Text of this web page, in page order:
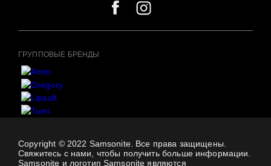
ГРУППОВЫЕ БРЕНДЫ
Copyright © 2022 Samsonite. Все права защищены.
Свяжитесь с нами, чтобы получить больше информации.
Samsonite и логотип Samsonite являются